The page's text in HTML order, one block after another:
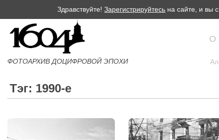
Здравствуйте!Зарегистрируйтесь на сайте, и вы
ФОТОАРХИВ ДОЦИФРОВОЙ ЭПОХИ
О
Тэг: 1990-е